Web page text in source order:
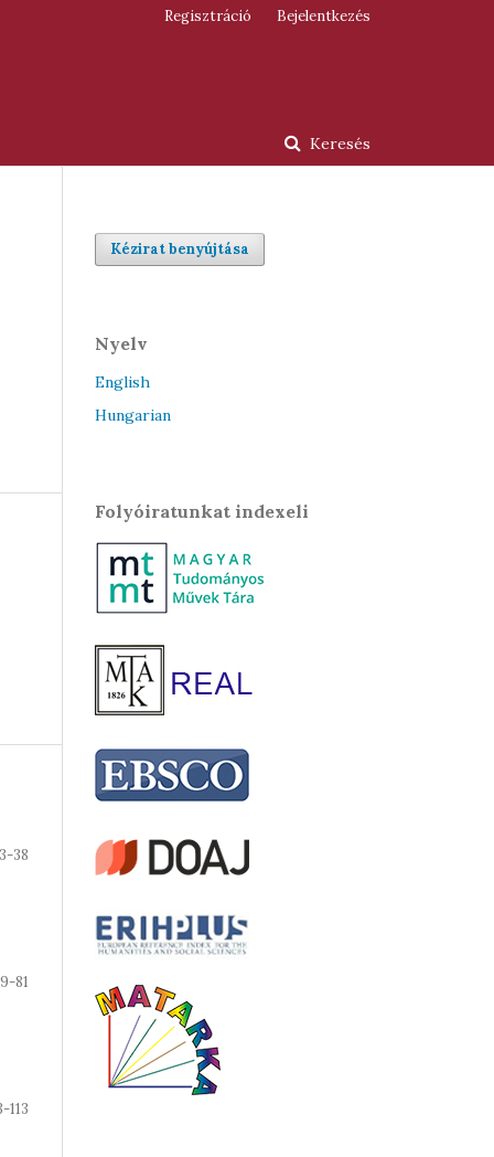
Keresés
Regisztráció Bejelentkezés
3-38
81
113
Kézirat benyújtása
Nyelv
English
Hungarian
Folyóiratunkat indexeli